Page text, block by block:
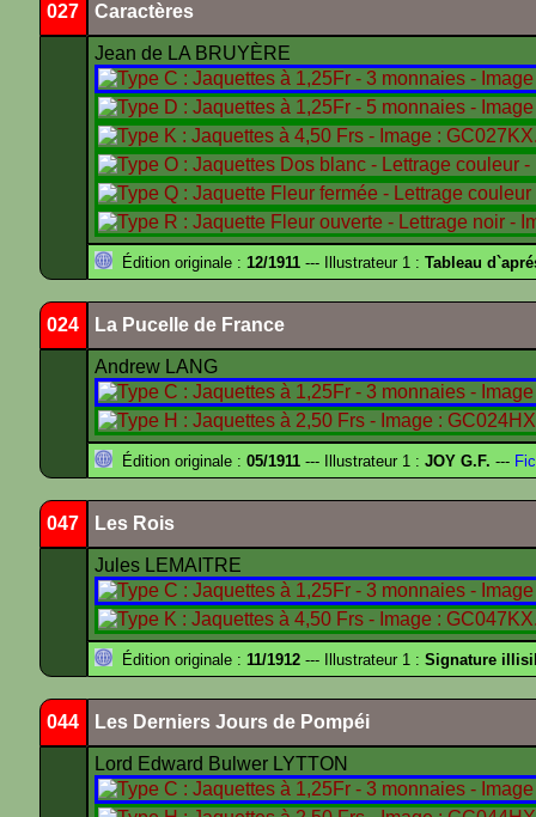
027 Caractères
Jean de LA BRUYÈRE
Édition originale : 12/1911 --- Illustrateur 1 : Tableau
024 La Pucelle de France
Andrew LANG
Édition originale : 05/1911 --- Illustrateur 1 : JOY G.F. ---
047 Les Rois
Jules LEMAITRE
Édition originale : 11/1912 --- Illustrateur 1 : Signature
044 Les Derniers Jours de Pompéi
Lord Edward Bulwer LYTTON